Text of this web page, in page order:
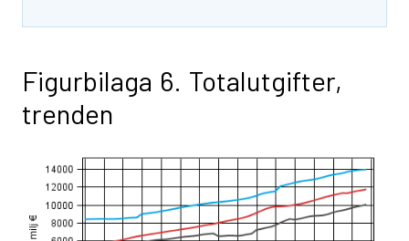
Figurbilaga 6. Totalutgifter,
trenden